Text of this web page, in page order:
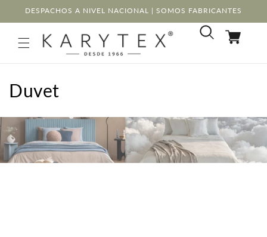
directamente
al contenido
DESPACHOS A NIVEL NACIONAL | SOMOS FABRICANTES
Carrito
C
o
l
e
Duvet